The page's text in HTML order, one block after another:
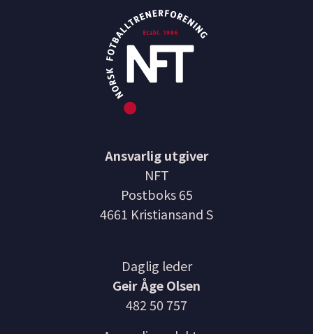
Ansvarlig utgiver
NFT
Postboks 65
4661 Kristiansand S
Daglig leder
Geir Åge Olsen
482 50 757